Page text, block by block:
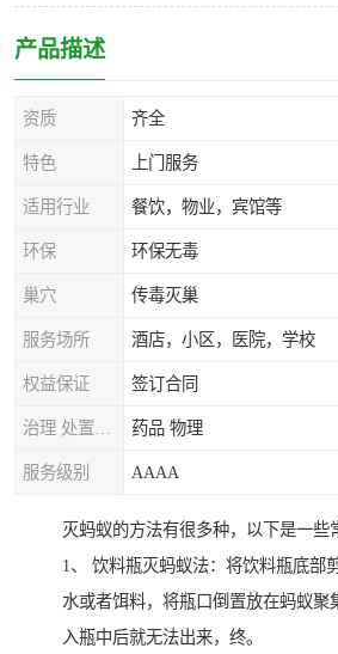
产品描述
资质 齐全
特色 上门服务
适用行业 餐饮，物业，宾馆等
环保 环保无毒
巢穴 传毒灭巢
服务场所 酒店，小区，医院，学校
权益保证 签订合同
药品 物理
服务级别 AAAA
灭蚂蚁的方法有很多种，以下是一些
1、 饮料瓶灭蚂蚁法：将饮料瓶底部
水或者饵料，将瓶口倒置放在蚂蚁聚
入瓶中后就无法出来，终。